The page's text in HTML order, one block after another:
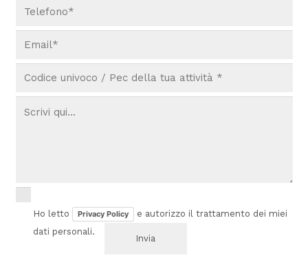
Ho letto Privacy Policy
e autorizzo il trattamento dei miei
dati personali.